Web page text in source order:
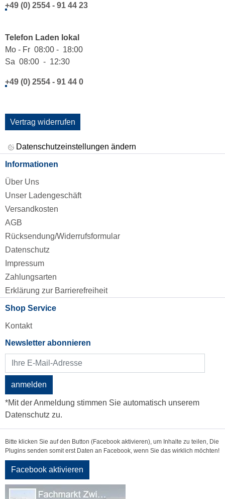
+49 (0) 2554 - 91 44 23
Telefon Laden lokal
Mo - Fr 08:00 - 18:00
Sa 08:00 - 12:30
+49 (0) 2554 - 91 44 0
Vertrag widerrufen
Datenschutzeinstellungen ändern
Informationen
Über Uns
Unser Ladengeschäft
Versandkosten
AGB
Rücksendung/Widerrufsformular
Datenschutz
Impressum
Zahlungsarten
Erklärung zur Barrierefreiheit
Shop Service
Kontakt
Newsletter abonnieren
anmelden
*Mit der Anmeldung stimmen Sie automatisch unserem
Datenschutz zu.
Bitte klicken Sie auf den Button (Facebook aktivieren), um Inhalte zu teilen, Die
Plugins senden somit erst Daten an Facebook, wenn Sie das wirklich möchten!
Facebook aktivieren